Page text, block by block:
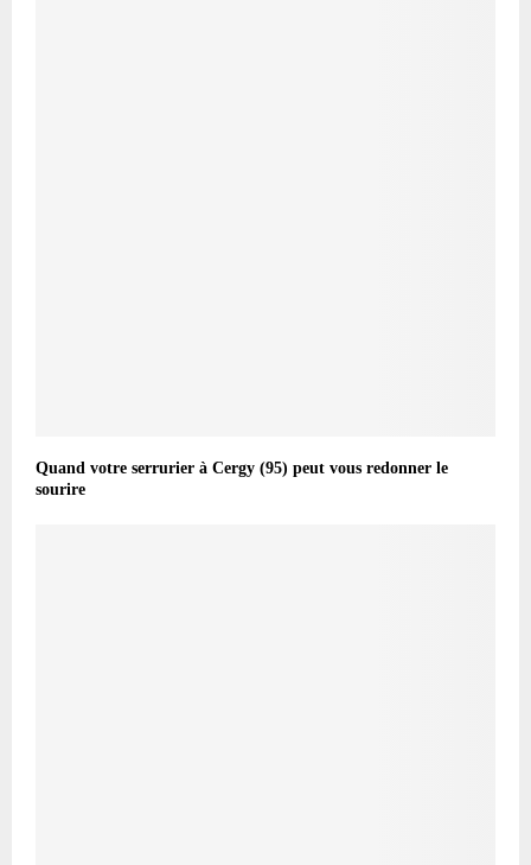
Quand votre serrurier à Cergy (95) peut vous redonner le
sourire